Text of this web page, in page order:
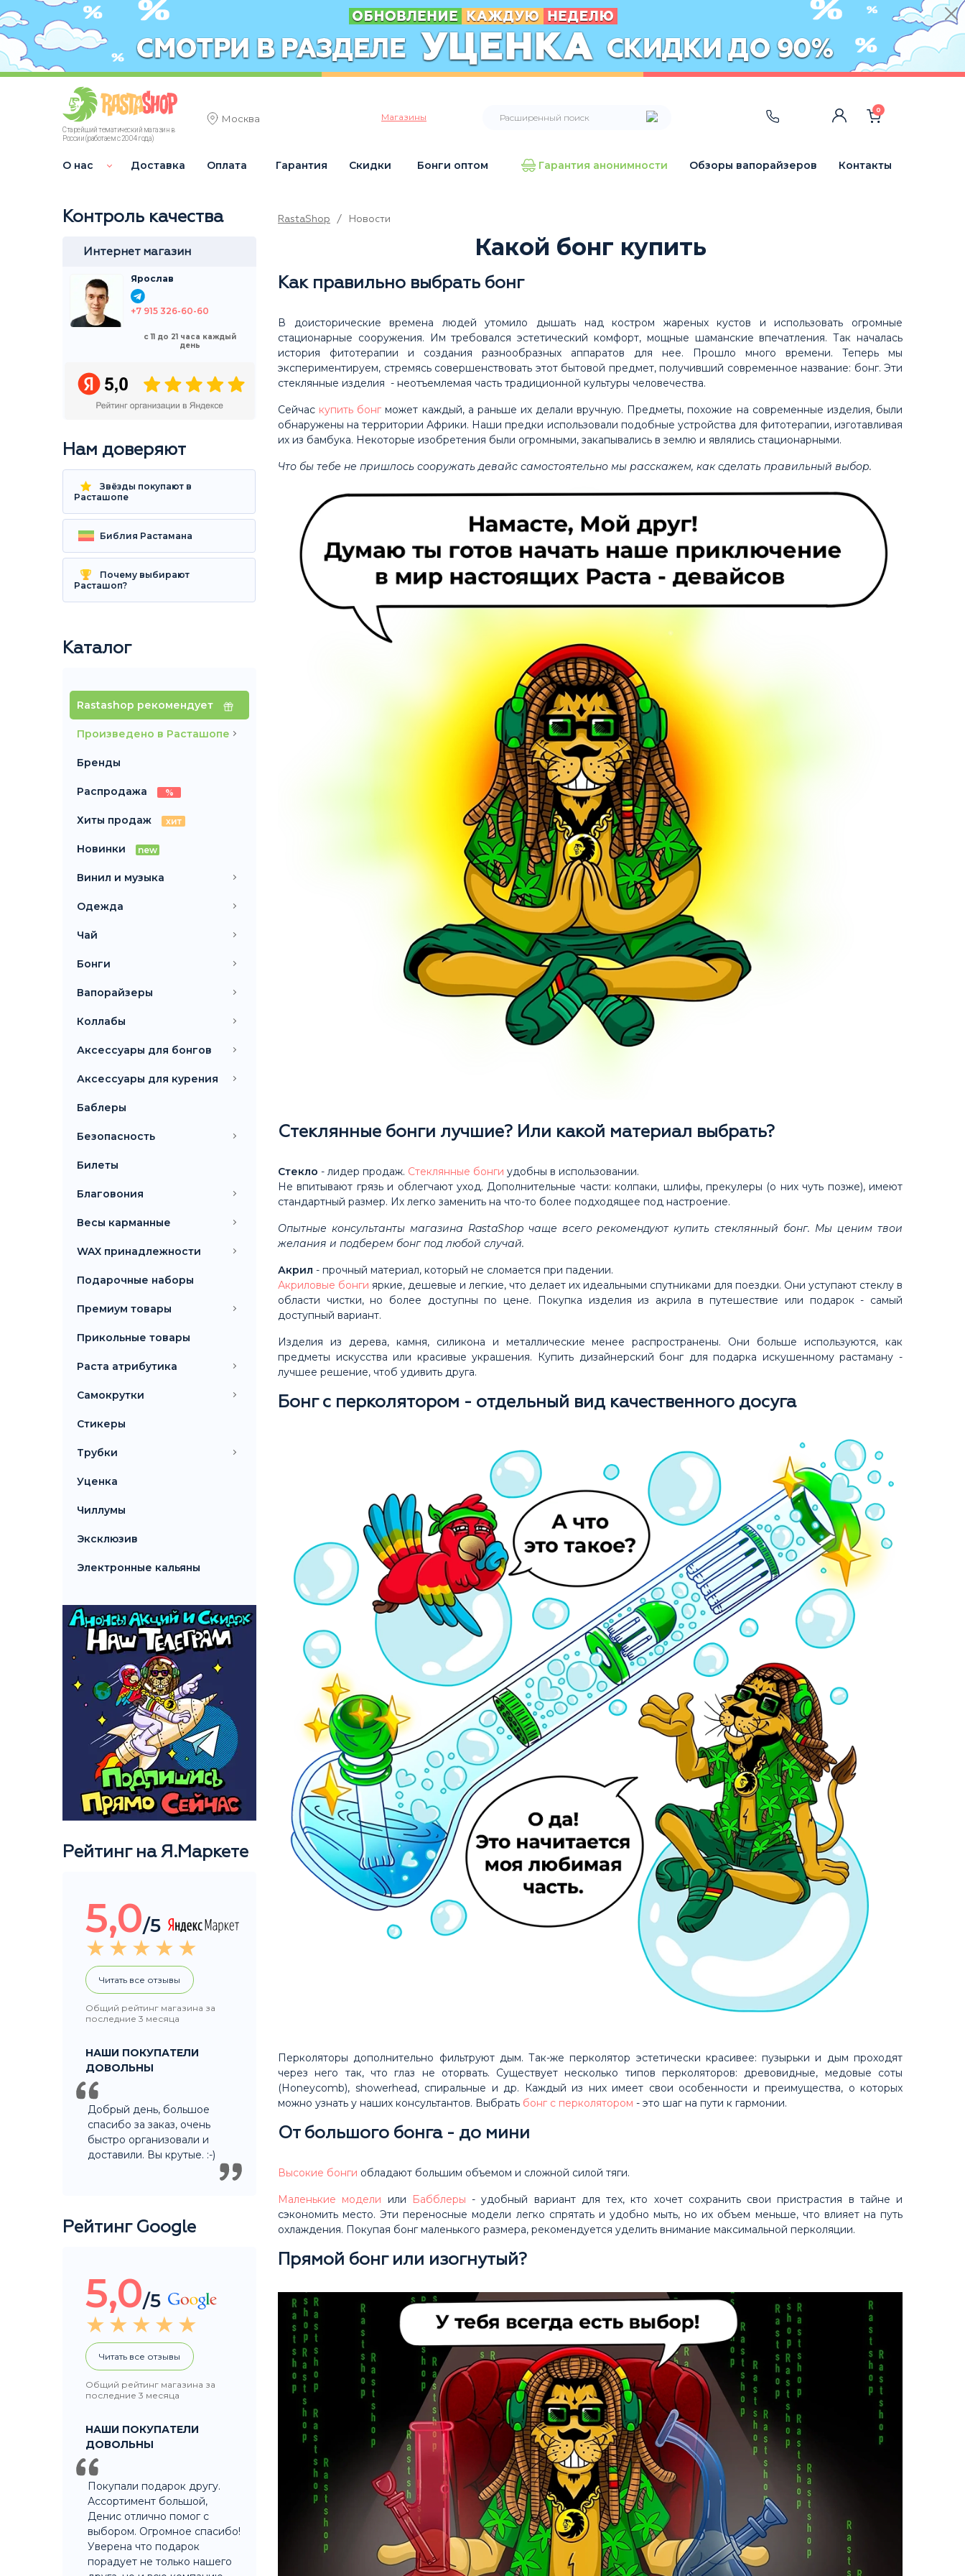
Старейший тематический магазин в
России (работаем с 2004 года)
Москва Магазины
0
О нас Доставка Оплата Гарантия Скидки Бонги оптом Гарантия анонимности Обзоры вапорайзеров Контакты
Контроль качества
Интернет магазин
Ярослав
+7 915 326-60-60
с 11 до 21 часа каждый
день
Нам доверяют
Звёзды покупают в
Расташопе
Библия Растамана
Почему выбирают
Расташоп?
Каталог
Rastashop рекомендует
Произведено в Расташопе
Бренды
Распродажа %
Хиты продаж хит
Новинки new
Винил и музыка
Одежда
Чай
Бонги
Вапорайзеры
Коллабы
Аксессуары для бонгов
Аксессуары для курения
Баблеры
Безопасность
Билеты
Благовония
Весы карманные
WAX принадлежности
Подарочные наборы
Премиум товары
Прикольные товары
Раста атрибутика
Самокрутки
Стикеры
Трубки
Уценка
Чиллумы
Эксклюзив
Электронные кальяны
Рейтинг на Я.Маркете
5,0/5
Читать все отзывы
Общий рейтинг магазина за
последние 3 месяца
НАШИ ПОКУПАТЕЛИ
ДОВОЛЬНЫ
Добрый день, большое
спасибо за заказ, очень
быстро организовали и
доставили. Вы крутые. :-)
Рейтинг Google
5,0/5
Читать все отзывы
Общий рейтинг магазина за
последние 3 месяца
НАШИ ПОКУПАТЕЛИ
ДОВОЛЬНЫ
Покупали подарок другу.
Ассортимент большой,
Денис отлично помог с
выбором. Огромное спасибо!
Уверена что подарок
порадует не только нашего
RastaShop / Новости
Какой бонг купить
Как правильно выбрать бонг
В доисторические времена людей утомило дышать над костром жареных кустов и использовать огромные
стационарные сооружения. Им требовался эстетический комфорт, мощные шаманские впечатления. Так началась
история фитотерапии и создания разнообразных аппаратов для нее. Прошло много времени. Теперь мы
экспериментируем, стремясь совершенствовать этот бытовой предмет, получивший современное название: бонг. Эти
стеклянные изделия - неотъемлемая часть традиционной культуры человечества.
Сейчас купить бонг может каждый, а раньше их делали вручную. Предметы, похожие на современные изделия, были
обнаружены на территории Африки. Наши предки использовали подобные устройства для фитотерапии, изготавливая
их из бамбука. Некоторые изобретения были огромными, закапывались в землю и являлись стационарными.
Что бы тебе не пришлось сооружать девайс самостоятельно мы расскажем, как сделать правильный выбор.
Стеклянные бонги лучшие? Или какой материал выбрать?
Стекло - лидер продаж. Стеклянные бонги удобны в использовании.
Не впитывают грязь и облегчают уход. Дополнительные части: колпаки, шлифы, прекулеры (о них чуть позже), имеют
стандартный размер. Их легко заменить на что-то более подходящее под настроение.
Опытные консультанты магазина RastaShop чаще всего рекомендуют купить стеклянный бонг. Мы ценим твои
желания и подберем бонг под любой случай.
Акрил - прочный материал, который не сломается при падении.
Акриловые бонги яркие, дешевые и легкие, что делает их идеальными спутниками для поездки. Они уступают стеклу в
области чистки, но более доступны по цене. Покупка изделия из акрила в путешествие или подарок - самый
доступный вариант.
Изделия из дерева, камня, силикона и металлические менее распространены. Они больше используются, как
предметы искусства или красивые украшения. Купить дизайнерский бонг для подарка искушенному растаману -
лучшее решение, чтоб удивить друга.
Бонг с перколятором - отдельный вид качественного досуга
Перколяторы дополнительно фильтруют дым. Так-же перколятор эстетически красивее: пузырьки и дым проходят
через него так, что глаз не оторвать. Существует несколько типов перколяторов: древовидные, медовые соты
(Honeycomb), showerhead, спиральные и др. Каждый из них имеет свои особенности и преимущества, о которых
можно узнать у наших консультантов. Выбрать бонг с перколятором - это шаг на пути к гармонии.
От большого бонга - до мини
Высокие бонги обладают большим объемом и сложной силой тяги.
Маленькие модели или Бабблеры - удобный вариант для тех, кто хочет сохранить свои пристрастия в тайне и
сэкономить место. Эти переносные модели легко спрятать и удобно мыть, но их объем меньше, что влияет на путь
охлаждения. Покупая бонг маленького размера, рекомендуется уделить внимание максимальной перколяции.
Прямой бонг или изогнутый?